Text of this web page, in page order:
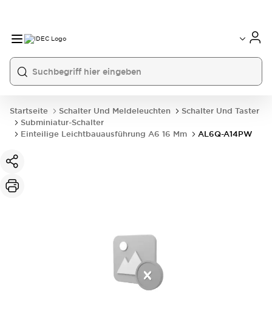
Startseite Schalter Und Meldeleuchten
Schalter Und Taster
Subminiatur-Schalter
Einteilige Leichtbauausführung A6 16 Mm
AL6Q-A14PW